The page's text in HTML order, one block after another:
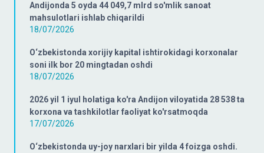
Andijonda 5 oyda 44 049,7 mlrd so'mlik sanoat
mahsulotlari ishlab chiqarildi
18/07/2026
O‘zbekistonda xorijiy kapital ishtirokidagi korxonalar
soni ilk bor 20 mingtadan oshdi
18/07/2026
2026 yil 1 iyul holatiga ko'ra Andijon viloyatida 28 538 ta
korxona va tashkilotlar faoliyat ko'rsatmoqda
17/07/2026
O‘zbekistonda uy-joy narxlari bir yilda 4 foizga oshdi.